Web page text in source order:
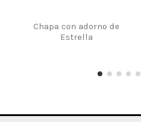
Chapa con adorno de
Estrella